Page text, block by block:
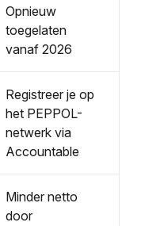
Opnieuw
toegelaten
vanaf 2026
Registreer je op
het PEPPOL-
netwerk via
Accountable
Minder netto
door